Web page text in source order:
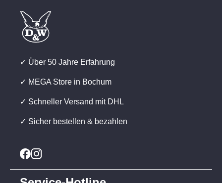
✓ Über 50 Jahre Erfahrung
✓ MEGA Store in Bochum
✓ Schneller Versand mit DHL
✓ Sicher bestellen & bezahlen